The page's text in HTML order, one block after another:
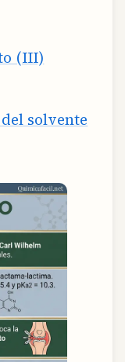
(III)
solvente